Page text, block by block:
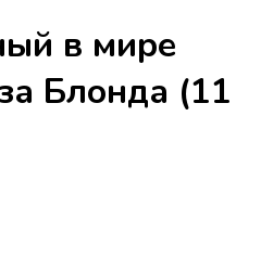
в мире
Блонда (11